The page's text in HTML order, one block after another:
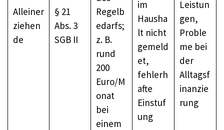
Alleiner
ziehen
de
§ 21
Abs. 3
SGB II
Regelb
edarfs;
z. B.
rund
200
Euro/M
onat
bei
einem
im
Hausha
lt nicht
gemeld
et,
fehlerh
afte
Einstuf
ung
Leistun
gen,
Proble
me bei
der
Alltagsf
inanzie
rung